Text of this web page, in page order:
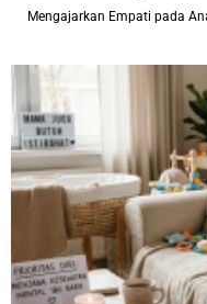
Mengajarkan Empati pada